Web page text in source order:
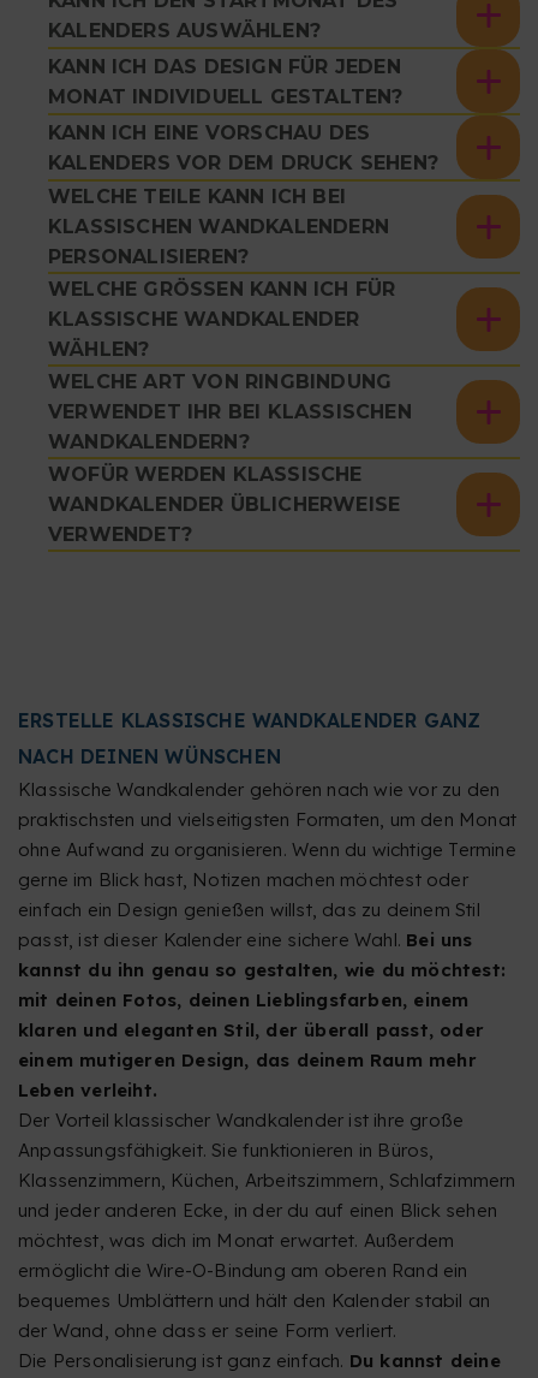
KALENDERS AUSWÄHLEN?
KANN ICH DAS DESIGN FÜR JEDEN
MONAT INDIVIDUELL GESTALTEN?
KANN ICH EINE VORSCHAU DES
KALENDERS VOR DEM DRUCK SEHEN?
WELCHE TEILE KANN ICH BEI
KLASSISCHEN WANDKALENDERN
PERSONALISIEREN?
WELCHE GRÖSSEN KANN ICH FÜR K
LASSISCHE WANDKALENDER W
ÄHLEN?
WELCHE ART VON RINGBINDUNG
VERWENDET IHR BEI KLASSISCHEN
WANDKALENDERN?
WOFÜR WERDEN KLASSISCHE
WANDKALENDER ÜBLICHERWEISE
VERWENDET?
ERSTELLE KLASSISCHE WANDKALENDER GANZ
NACH DEINEN WÜNSCHEN
Klassische Wandkalender gehören nach wie vor zu den
praktischsten und vielseitigsten Formaten, um den Monat
ohne Aufwand zu organisieren. Wenn du wichtige Termine
gerne im Blick hast, Notizen machen möchtest oder
einfach ein Design genießen willst, das zu deinem Stil
passt, ist dieser Kalender eine sichere Wahl. Bei uns
kannst du ihn genau so gestalten, wie du möchtest:
mit deinen Fotos, deinen Lieblingsfarben, einem
klaren und eleganten Stil, der überall passt, oder
einem mutigeren Design, das deinem Raum mehr
Leben verleiht.
Der Vorteil klassischer Wandkalender ist ihre große
Anpassungsfähigkeit. Sie funktionieren in Büros,
Klassenzimmern, Küchen, Arbeitszimmern, Schlafzimmern
und jeder anderen Ecke, in der du auf einen Blick sehen
möchtest, was dich im Monat erwartet. Außerdem
ermöglicht die Wire-O-Bindung am oberen Rand ein
bequemes Umblättern und hält den Kalender stabil an
der Wand, ohne dass er seine Form verliert.
Die Personalisierung ist ganz einfach. Du kannst deine